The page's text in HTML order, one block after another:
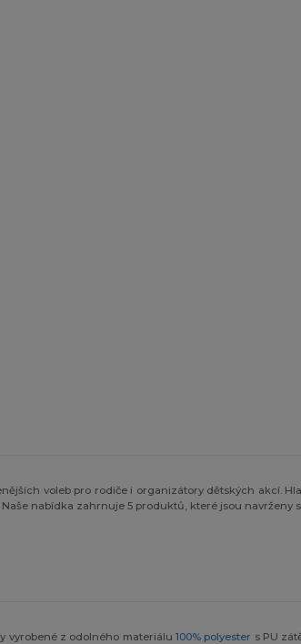
voleb pro rodiče i organizátory dětských akcí.
nabídka zahrnuje 5 produktů, které jsou navrženy
vyrobené z odolného materiálu 100% polyester s PU